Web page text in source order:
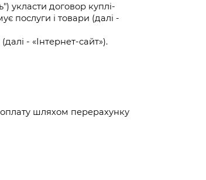
укласти договор куплi-
послуги і товари (далі -
(далі - «Інтернет-сайт»).
оплатy шляхом перерахунку